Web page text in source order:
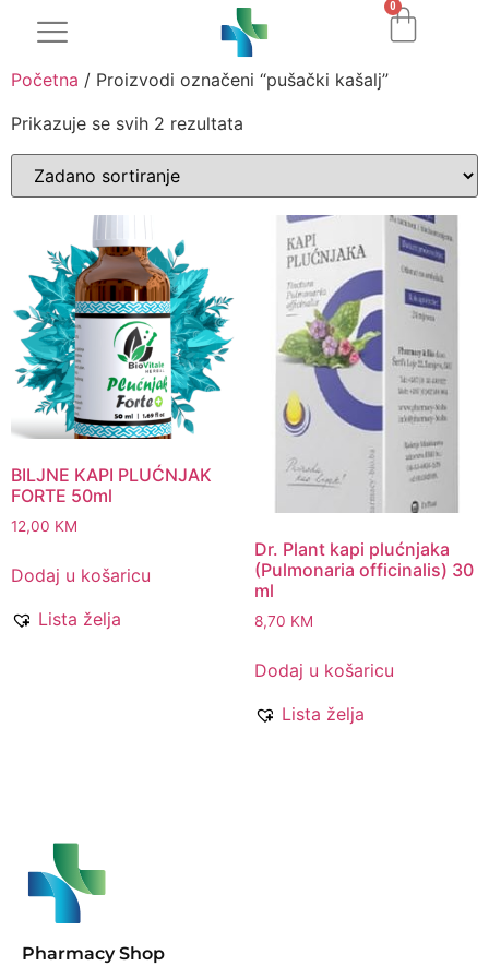
0
Početna / Proizvodi označeni “pušački kašalj”
Prikazuje se svih 2 rezultata
BILJNE KAPI PLUĆNJAK
FORTE 50ml
12,00 KM
Dodaj u košaricu
Lista želja
Dr. Plant kapi plućnjaka
(Pulmonaria officinalis) 30
ml
8,70 KM
Dodaj u košaricu
Lista želja
Pharmacy Shop